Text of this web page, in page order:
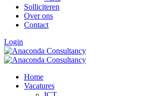
Solliciteren
Over ons
Contact
Login
Home
Vacatures